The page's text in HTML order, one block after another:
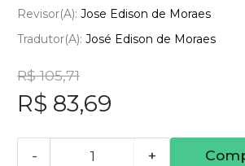
Revisor(a): Jose Edison de Moraes
Tradutor(a): José Edison de Moraes
R$ 105,71
R$ 83,69
- +